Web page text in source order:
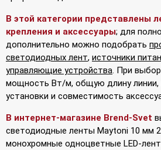
В этой категории представлены
крепления и аксессуары; для
дополнительно можно подобрать
светодиодных лент, источники
управляющие устройства. При
мощность Вт/м, общую длину линии,
установки и совместимость
В интернет-магазине Brend-Svet
светодиодные ленты Maytoni 10 мм
монохромные одноцветные LED-